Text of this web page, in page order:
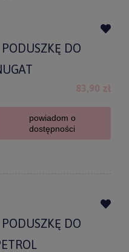
DO
83,90 zł
powiadom o
dostępności
DO